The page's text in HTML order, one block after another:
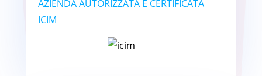
AZIENDA AUTORIZZATA E CERTIFICATA
ICIM